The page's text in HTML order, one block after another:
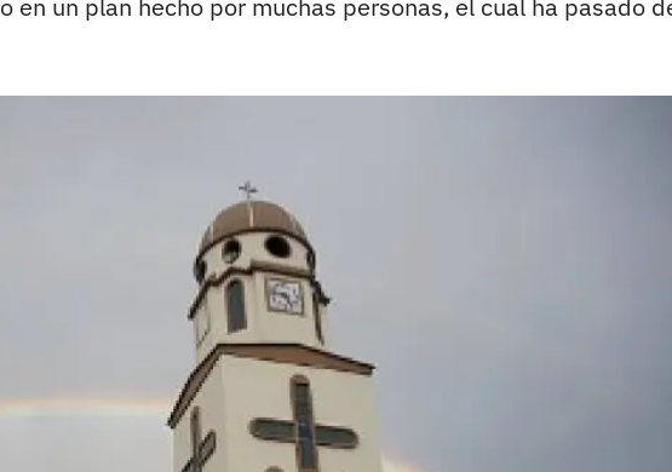
en un plan hecho por muchas personas, el cual ha pasado